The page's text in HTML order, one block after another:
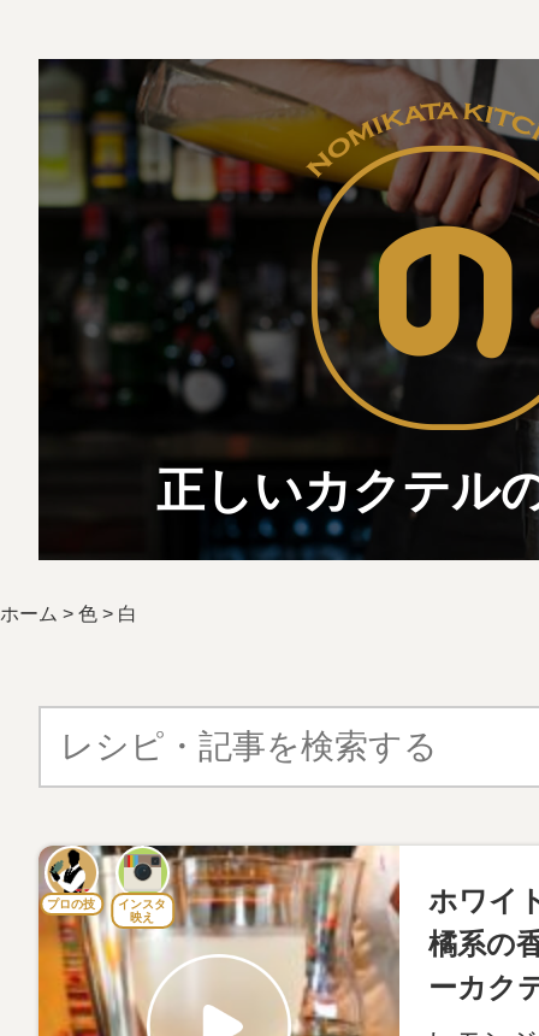
正しいカクテル
ホーム > 色 > 白
プロの技
インスタ
映え
ホワイ
橘系の
ーカク